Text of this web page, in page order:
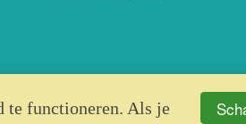
te functioneren. Als je